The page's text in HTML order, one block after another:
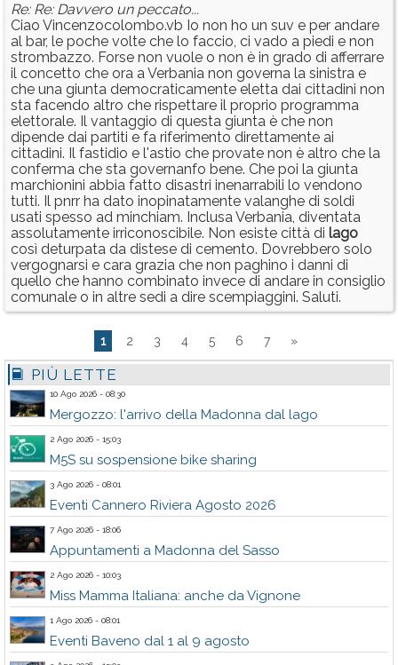
Re: Re: Davvero un peccato...
Ciao Vincenzocolombo.vb Io non ho un suv e per andare
al bar, le poche volte che lo faccio, ci vado a piedi e non
strombazzo. Forse non vuole o non è in grado di afferrare
il concetto che ora a Verbania non governa la sinistra e
che una giunta democraticamente eletta dai cittadini non
sta facendo altro che rispettare il proprio programma
elettorale. Il vantaggio di questa giunta è che non
dipende dai partiti e fa riferimento direttamente ai
cittadini. Il fastidio e l'astio che provate non è altro che la
conferma che sta governanfo bene. Che poi la giunta
marchionini abbia fatto disastri inenarrabili lo vendono
tutti. Il pnrr ha dato inopinatamente valanghe di soldi
usati spesso ad minchiam. Inclusa Verbania, diventata
assolutamente irriconoscibile. Non esiste città di lago
così deturpata da distese di cemento. Dovrebbero solo
vergognarsi e cara grazia che non paghino i danni di
quello che hanno combinato invece di andare in consiglio
comunale o in altre sedi a dire scempiaggini. Saluti.
1 2 3 4 5 6 7 »
PIÙ LETTE
10 Ago 2026 - 08:30
Mergozzo: l'arrivo della Madonna dal lago
2 Ago 2026 - 15:03
M5S su sospensione bike sharing
3 Ago 2026 - 08:01
Eventi Cannero Riviera Agosto 2026
7 Ago 2026 - 18:06
Appuntamenti a Madonna del Sasso
2 Ago 2026 - 10:03
Miss Mamma Italiana: anche da Vignone
1 Ago 2026 - 08:01
Eventi Baveno dal 1 al 9 agosto